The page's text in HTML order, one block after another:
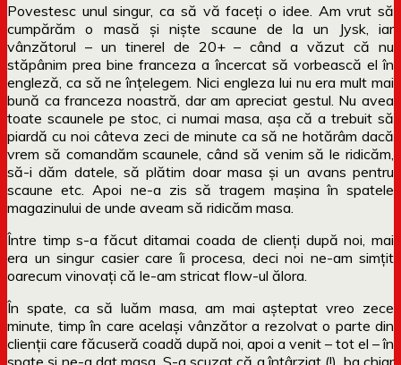
Povestesc unul singur, ca să vă faceți o idee. Am vrut să
cumpărăm o masă și niște scaune de la un Jysk, iar
vânzătorul – un tinerel de 20+ – când a văzut că nu
stăpânim prea bine franceza a încercat să vorbească el în
engleză, ca să ne înțelegem. Nici engleza lui nu era mult mai
bună ca franceza noastră, dar am apreciat gestul. Nu avea
toate scaunele pe stoc, ci numai masa, așa că a trebuit să
piardă cu noi câteva zeci de minute ca să ne hotărâm dacă
vrem să comandăm scaunele, când să venim să le ridicăm,
să-i dăm datele, să plătim doar masa și un avans pentru
scaune etc. Apoi ne-a zis să tragem mașina în spatele
magazinului de unde aveam să ridicăm masa.
Între timp s-a făcut ditamai coada de clienți după noi, mai
era un singur casier care îi procesa, deci noi ne-am simțit
oarecum vinovați că le-am stricat flow-ul ălora.
În spate, ca să luăm masa, am mai așteptat vreo zece
minute, timp în care același vânzător a rezolvat o parte din
clienții care făcuseră coadă după noi, apoi a venit – tot el – în
spate și ne-a dat masa. S-a scuzat că a întârziat (!), ba chiar